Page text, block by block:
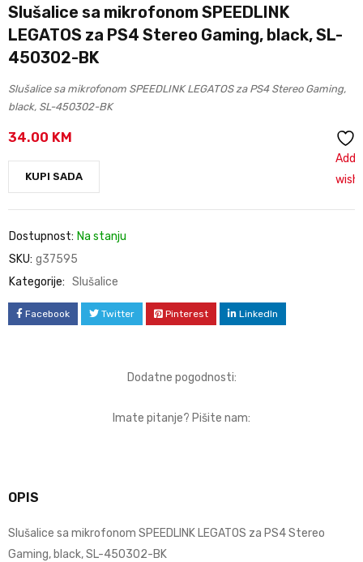
Slušalice sa mikrofonom SPEEDLINK
LEGATOS za PS4 Stereo Gaming, black, SL-
450302-BK
Slušalice sa mikrofonom SPEEDLINK LEGATOS za PS4 Stereo Gaming,
black, SL-450302-BK
34.00 KM
KUPI SADA
Add
Dostupnost: Na stanju
SKU: g37595
Kategorije: Slušalice
Facebook Twitter Pinterest LinkedIn
Dodatne pogodnosti:
Imate pitanje? Pišite nam:
OPIS
Slušalice sa mikrofonom SPEEDLINK LEGATOS za PS4 Stereo
Gaming, black, SL-450302-BK